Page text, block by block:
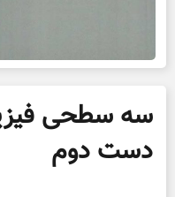
سه سطحی
دست دوم